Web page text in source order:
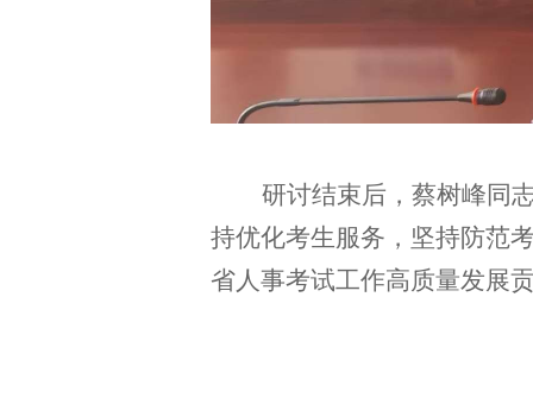
研讨结束后， 蔡树峰同
持优化考生服务，坚持防范
省人事考试工作高质量发展